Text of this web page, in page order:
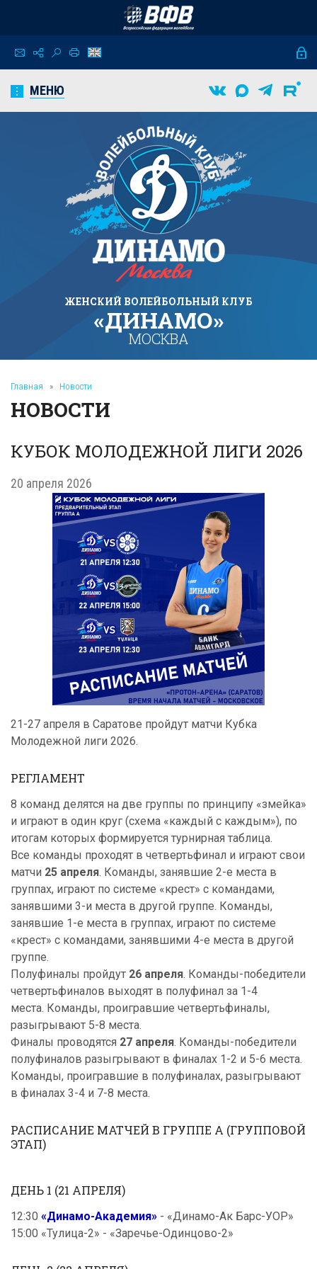
МЕНЮ
ЖЕНСКИЙ ВОЛЕЙБОЛЬНЫЙ КЛУБ
«ДИНАМО»
МОСКВА
Главная » Новости
НОВОСТИ
КУБОК МОЛОДЕЖНОЙ ЛИГИ 2026
20 апреля 2026
21-27 апреля в Саратове пройдут матчи Кубка
Молодежной лиги 2026.
РЕГЛАМЕНТ
8 команд делятся на две группы по принципу «змейка»
и играют в один круг (схема «каждый с каждым»), по
итогам которых формируется турнирная таблица.
Все команды проходят в четвертьфинал и играют свои
матчи 25 апреля. Команды, занявшие 2-е места в
группах, играют по системе «крест» с командами,
занявшими 3-и места в другой группе. Команды,
занявшие 1-е места в группах, играют по системе
«крест» с командами, занявшими 4-е места в другой
группе.
Полуфиналы пройдут 26 апреля. Команды-победители
четвертьфиналов выходят в полуфинал за 1-4
места. Команды, проигравшие четвертьфиналы,
разыгрывают 5-8 места.
Финалы проводятся 27 апреля. Команды-победители
полуфиналов разыгрывают в финалах 1-2 и 5-6 места.
Команды, проигравшие в полуфиналах, разыгрывают
в финалах 3-4 и 7-8 места.
РАСПИСАНИЕ МАТЧЕЙ В ГРУППЕ А (ГРУППОВОЙ
ЭТАП)
ДЕНЬ 1 (21 АПРЕЛЯ)
12:30 «Динамо-Академия» - «Динамо-Ак Барс-УОР»
15:00 «Тулица-2» - «Заречье-Одинцово-2»